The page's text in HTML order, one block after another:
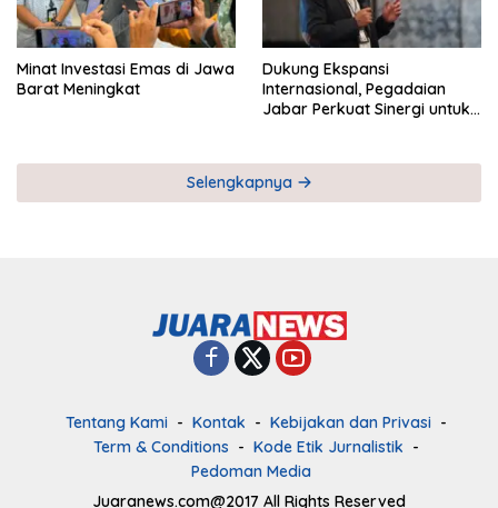
Minat Investasi Emas di Jawa
Barat Meningkat
Dukung Ekspansi
Internasional, Pegadaian
Jabar Perkuat Sinergi untuk
Selengkapnya
Tentang Kami Kontak
Kebijakan dan Privasi
Term & Conditions
Kode Etik Jurnalistik
Pedoman Media
Juaranews.com@2017 All Rights Reserved